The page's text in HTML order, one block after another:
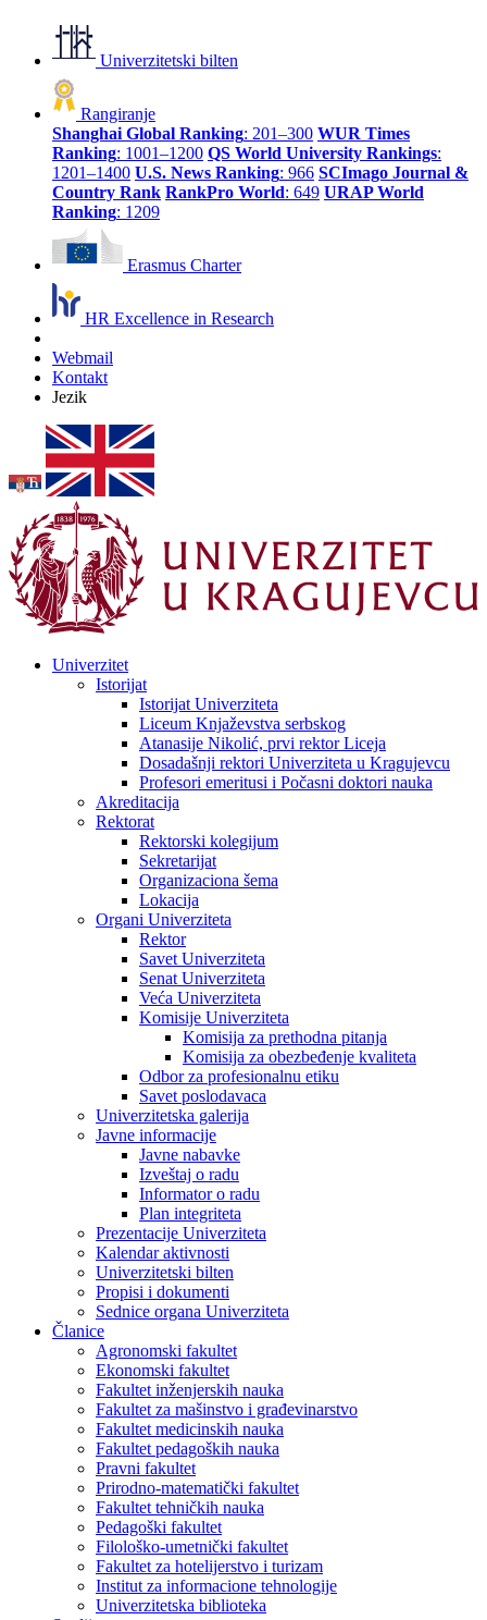
Univerzitetski bilten
Rangiranje
Shanghai Global Ranking: 201–300 WUR Times
Ranking: 1001–1200 QS World University Rankings:
1201–1400 U.S. News Ranking: 966 SCImago Journal &
Country Rank RankPro World: 649 URAP World
Ranking: 1209
Erasmus Charter
HR Excellence in Research
Webmail
Kontakt
Jezik
Univerzitet
Istorijat
Istorijat Univerziteta
Liceum Knjaževstva serbskog
Atanasije Nikolić, prvi rektor Liceja
Dosadašnji rektori Univerziteta u Kragujevcu
Profesori emeritusi i Počasni doktori nauka
Akreditacija
Rektorat
Rektorski kolegijum
Sekretarijat
Organizaciona šema
Lokacija
Organi Univerziteta
Rektor
Savet Univerziteta
Senat Univerziteta
Veća Univerziteta
Komisije Univerziteta
Komisija za prethodna pitanja
Komisija za obezbeđenje kvaliteta
Odbor za profesionalnu etiku
Savet poslodavaca
Univerzitetska galerija
Javne informacije
Javne nabavke
Izveštaj o radu
Informator o radu
Plan integriteta
Prezentacije Univerziteta
Kalendar aktivnosti
Univerzitetski bilten
Propisi i dokumenti
Sednice organa Univerziteta
Članice
Agronomski fakultet
Ekonomski fakultet
Fakultet inženjerskih nauka
Fakultet za mašinstvo i građevinarstvo
Fakultet medicinskih nauka
Fakultet pedagoških nauka
Pravni fakultet
Prirodno-matematički fakultet
Fakultet tehničkih nauka
Pedagoški fakultet
Filološko-umetnički fakultet
Fakultet za hotelijerstvo i turizam
Institut za informacione tehnologije
Univerzitetska biblioteka